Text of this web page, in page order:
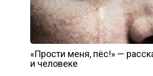
«Прости меня, пёс!» —
и человеке